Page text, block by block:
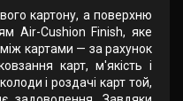
картону, а поверхню
Air-Cushion Finish, яке
картами — за рахунок
карт, м'якість і
і роздачі карт той,